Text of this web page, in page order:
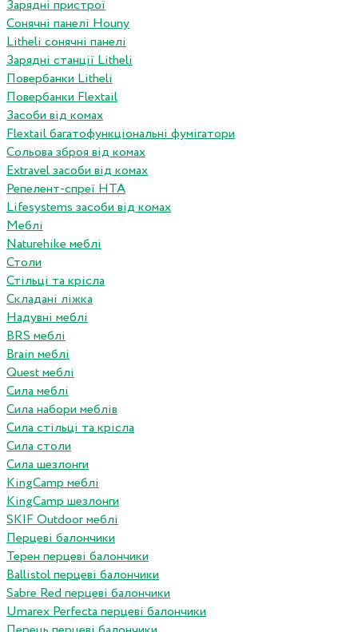
Зарядні пристрої
Сонячні панелі Houny
Litheli сонячні панелі
Зарядні станції Litheli
Повербанки Litheli
Повербанки Flextail
Засоби від комах
Flextail багатофункціональні фумігатори
Сольова зброя від комах
Extravel засоби від комах
Репелент-спреї HTA
Lifesystems засоби від комах
Меблі
Naturehike меблі
Столи
Стільці та крісла
Складані ліжка
Надувні меблі
BRS меблі
Brain меблі
Quest меблі
Сила меблі
Сила набори меблів
Сила стільці та крісла
Сила столи
Сила шезлонги
KingCamp меблі
KingCamp шезлонги
SKIF Outdoor меблі
Перцеві балончики
Терен перцеві балончики
Ballistol перцеві балончики
Sabre Red перцеві балончики
Umarex Perfecta перцеві балончики